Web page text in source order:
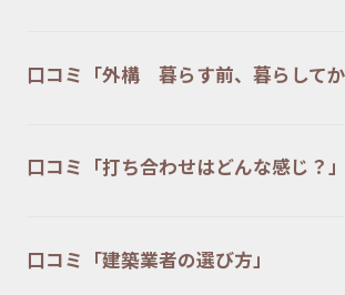
口コミ「外構 暮らす前、暮らしてか
口コミ「打ち合わせはどんな感じ？」
口コミ「建築業者の選び方」